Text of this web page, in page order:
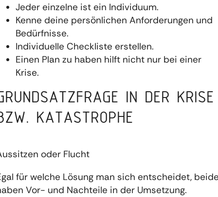
Jeder einzelne ist ein Individuum.
Kenne deine persönlichen Anforderungen und
Bedürfnisse.
Individuelle Checkliste erstellen.
Einen Plan zu haben hilft nicht nur bei einer
Krise.
IN DER KRISE
KATASTROPHE
oder Flucht
für welche Lösung man sich entscheidet,
Vor- und Nachteile in der Umsetzung.